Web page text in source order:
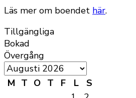
Läs mer om boendet här.
Tillgängliga
Bokad
Övergång
M T O T F L
S